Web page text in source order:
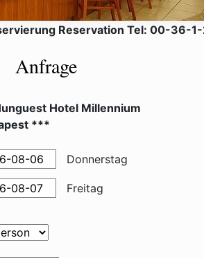
Reservation Tel: 00-36-
Anfrage
Hotel Millennium
***
Donnerstag
Freitag